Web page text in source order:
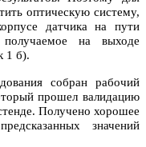
оптическую систему,
датчика на пути
на выходе
1 б).
собран рабочий
прошел валидацию
Получено хорошее
значений